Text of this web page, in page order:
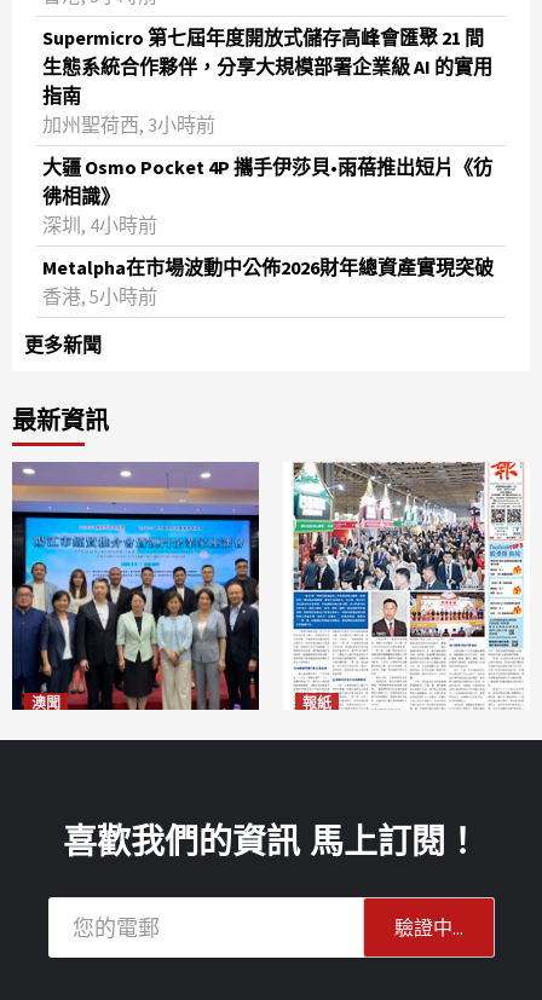
Supermicro 第七屆年度開放式儲存高峰會匯聚 21 間
生態系統合作夥伴，分享大規模部署企業級 AI 的實用
指南
加州聖荷西, 3小時前
大疆 Osmo Pocket 4P 攜手伊莎貝•雨蓓推出短片《彷
彿相識》
深圳, 4小時前
Metalpha在市場波動中公佈2026財年總資產實現突破
‌香港, 5小時前
更多新聞
最新資訊
澳聞 報紙
喜歡我們的資訊 馬上訂閱！